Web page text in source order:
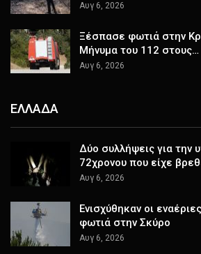
Αυγ 6, 2026
Ξέσπασε φωτιά στην
Μήνυμα του 112 στους…
Αυγ 6, 2026
ΕΛΛΑΔΑ
Δύο συλλήψεις για την
72χρονου που είχε
Αυγ 6, 2026
Ενισχύθηκαν οι
φωτιά στην Σκύρο
Αυγ 6, 2026